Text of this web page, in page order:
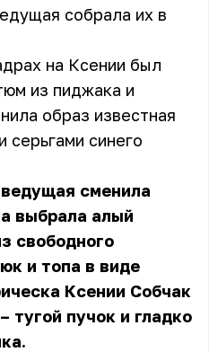
собрала их в
на Ксении был
из пиджака и
образ известная
серьгами синего
сменила
выбрала алый
свободного
и топа в виде
Ксении Собчак
тугой пучок и гладко